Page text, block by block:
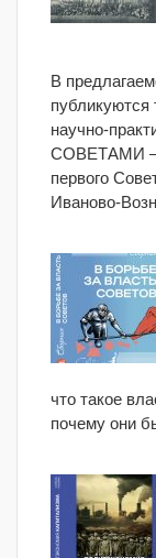
В
публикуются
СОВЕТАМИ —
первого
что такое
почему они